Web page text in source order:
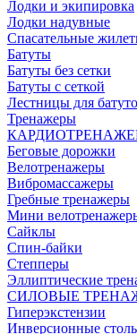
Лодки и экипировка
Лодки надувные
Спасательные
Батуты
Батуты без сетки
Батуты с сеткой
Лестницы для
Тренажеры
Беговые дорожки
Велотренажеры
Вибромассажеры
Гребные тренажеры
Мини
Сайклы
Спин-байки
Степперы
Эллиптические
СИЛОВЫЕ
Гиперэкстензии
Инверсионные